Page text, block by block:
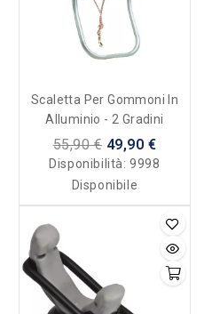
Scaletta Per Gommoni In
Alluminio - 2 Gradini
55,90 € 49,90 €
Disponibilità:9998
Disponibile